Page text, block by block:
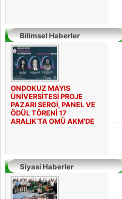
Bilimsel Haberler
ONDOKUZ MAYIS
ÜNİVERSİTESİ PROJE
PAZARI SERGİ, PANEL VE
ÖDÜL TÖRENİ 17
ARALIK’TA OMÜ AKM’DE
Siyasi Haberler